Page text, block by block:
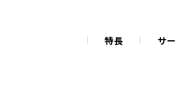
特長 サ